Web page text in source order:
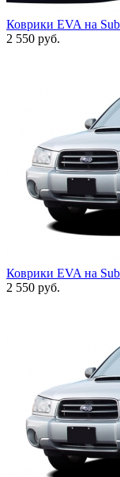
Коврики EVA на
2 550 руб.
Коврики EVA на
2 550 руб.